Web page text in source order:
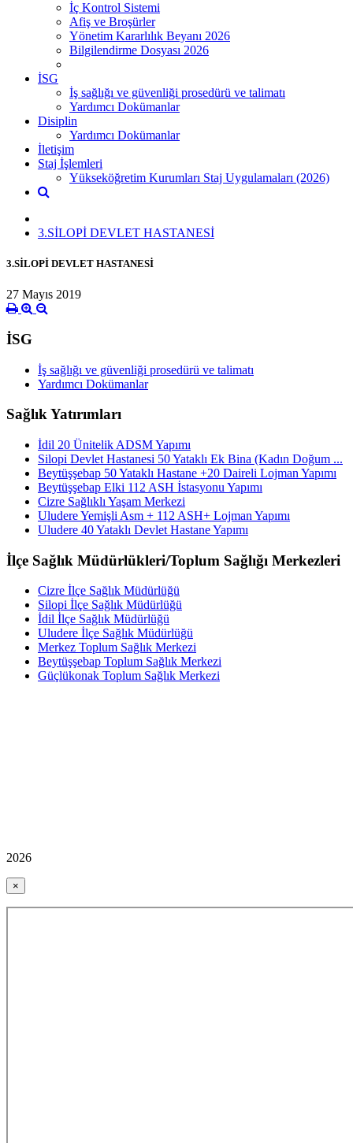
İç Kontrol Sistemi
Afiş ve Broşürler
Yönetim Kararlılık Beyanı 2026
Bilgilendirme Dosyası 2026
İSG
İş sağlığı ve güvenliği prosedürü ve talimatı
Yardımcı Dokümanlar
Disiplin
Yardımcı Dokümanlar
İletişim
Staj İşlemleri
Yükseköğretim Kurumları Staj Uygulamaları (2026)
3.SİLOPİ DEVLET HASTANESİ
3.SİLOPİ DEVLET HASTANESİ
27 Mayıs 2019
İSG
İş sağlığı ve güvenliği prosedürü ve talimatı
Yardımcı Dokümanlar
Sağlık Yatırımları
İdil 20 Ünitelik ADSM Yapımı
Silopi Devlet Hastanesi 50 Yataklı Ek Bina (Kadın Doğum ...
Beytüşşebap 50 Yataklı Hastane +20 Daireli Lojman Yapımı
Beytüşşebap Elki 112 ASH İstasyonu Yapımı
Cizre Sağlıklı Yaşam Merkezi
Uludere Yemişli Asm + 112 ASH+ Lojman Yapımı
Uludere 40 Yataklı Devlet Hastane Yapımı
İlçe Sağlık Müdürlükleri/Toplum Sağlığı Merkezleri
Cizre İlçe Sağlık Müdürlüğü
Silopi İlçe Sağlık Müdürlüğü
İdil İlçe Sağlık Müdürlüğü
Uludere İlçe Sağlık Müdürlüğü
Merkez Toplum Sağlık Merkezi
Beytüşşebap Toplum Sağlık Merkezi
Güçlükonak Toplum Sağlık Merkezi
2026
×